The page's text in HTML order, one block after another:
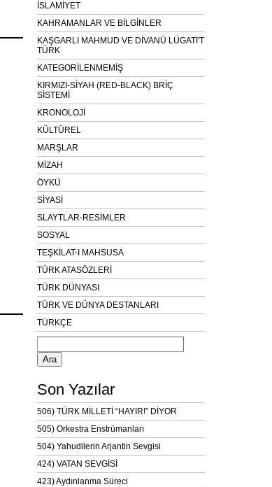
İSLAMİYET
KAHRAMANLAR VE BİLGİNLER
KAŞGARLI MAHMUD VE DİVANÜ LÜGATİ'T
TÜRK
KATEGORİLENMEMİŞ
KIRMIZI-SİYAH (RED-BLACK) BRİÇ
SİSTEMİ
KRONOLOJİ
KÜLTÜREL
MARŞLAR
MİZAH
ÖYKÜ
SİYASİ
SLAYTLAR-RESİMLER
SOSYAL
TEŞKİLAT-I MAHSUSA
TÜRK ATASÖZLERİ
TÜRK DÜNYASI
TÜRK VE DÜNYA DESTANLARI
TÜRKÇE
Arama:
Son Yazılar
506) TÜRK MİLLETİ “HAYIR!” DİYOR
505) Orkestra Enstrümanları
504) Yahudilerin Arjantin Sevgisi
424) VATAN SEVGİSİ
423) Aydınlanma Süreci